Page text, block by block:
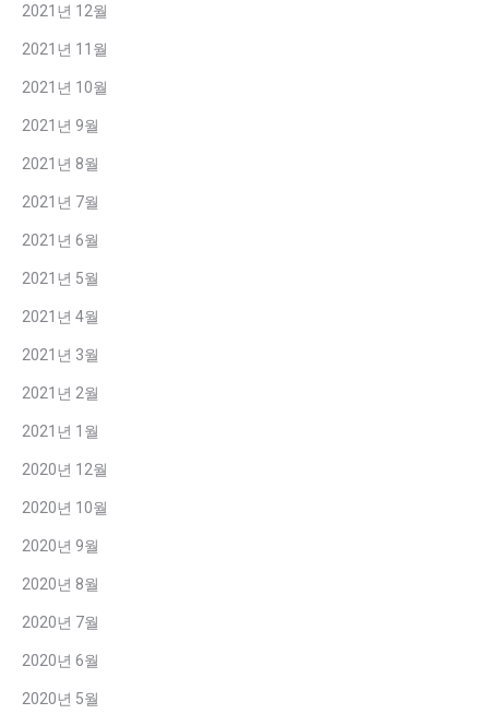
2021년 12월
2021년 11월
2021년 10월
2021년 9월
2021년 8월
2021년 7월
2021년 6월
2021년 5월
2021년 4월
2021년 3월
2021년 2월
2021년 1월
2020년 12월
2020년 10월
2020년 9월
2020년 8월
2020년 7월
2020년 6월
2020년 5월